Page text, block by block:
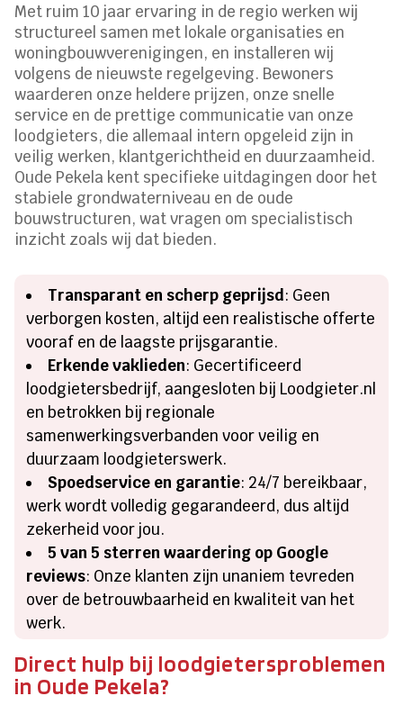
Met ruim 10 jaar ervaring in de regio werken wij
structureel samen met lokale organisaties en
woningbouwverenigingen, en installeren wij
volgens de nieuwste regelgeving. Bewoners
waarderen onze heldere prijzen, onze snelle
service en de prettige communicatie van onze
loodgieters, die allemaal intern opgeleid zijn in
veilig werken, klantgerichtheid en duurzaamheid.
Oude Pekela kent specifieke uitdagingen door het
stabiele grondwaterniveau en de oude
bouwstructuren, wat vragen om specialistisch
inzicht zoals wij dat bieden.
Transparant en scherp geprijsd: Geen
verborgen kosten, altijd een realistische offerte
vooraf en de laagste prijsgarantie.
Erkende vaklieden: Gecertificeerd
loodgietersbedrijf, aangesloten bij Loodgieter.nl
en betrokken bij regionale
samenwerkingsverbanden voor veilig en
duurzaam loodgieterswerk.
Spoedservice en garantie: 24/7 bereikbaar,
werk wordt volledig gegarandeerd, dus altijd
zekerheid voor jou.
5 van 5 sterren waardering op Google
reviews: Onze klanten zijn unaniem tevreden
over de betrouwbaarheid en kwaliteit van het
werk.
Direct hulp bij loodgietersproblemen
in Oude Pekela?